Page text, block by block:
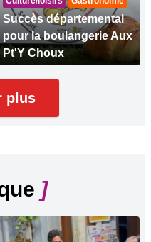
Succès départemental
pour la boulangerie Aux
Pt'Y Choux
plus
]